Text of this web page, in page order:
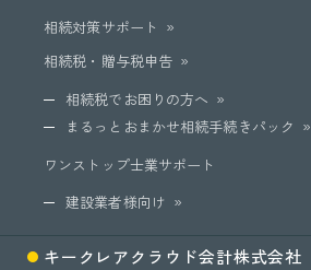
相続対策サポート
相続税・贈与税申告
相続税でお困りの方へ
まるっとおまかせ相続手続きパック
ワンストップ士業サポート
建設業者様向け
キークレアクラウド会計株式会社